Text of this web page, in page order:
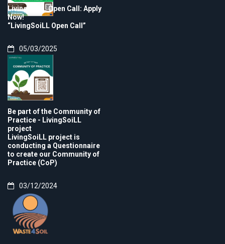
LivingSoiLL Open Call: Apply
Now!
“LivingSoiLL Open Call”
05/03/2025
Be part of the Community of
Practice - LivingSoiLL
project
LivingSoiLL project is
conducting a Questionnaire
to create our Community of
Practice (CoP)
03/12/2024